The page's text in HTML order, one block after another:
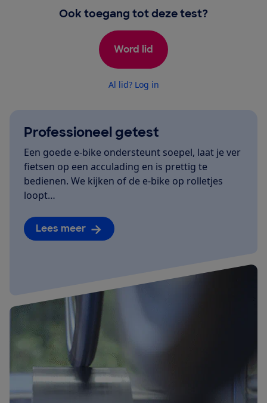
Ook toegang tot deze test?
Word lid
Al lid? Log in
Professioneel getest
Een goede e-bike ondersteunt soepel, laat je ver
fietsen op een acculading en is prettig te
bedienen. We kijken of de e-bike op rolletjes
loopt…
Lees meer